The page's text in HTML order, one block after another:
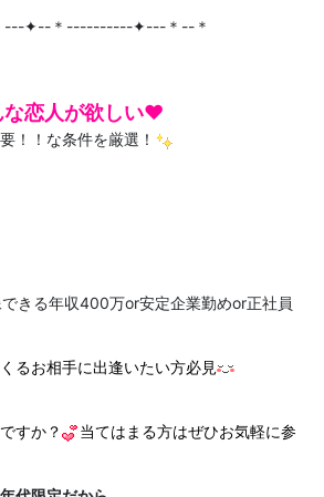
---✦--＊----------✦---＊--＊
な恋人が欲しい♥
！！な条件を厳選！
きる年収400万or安定企業勤めor正社員
るお相手に出逢いたい方必見
すか？
当てはまる方はぜひお気軽に参